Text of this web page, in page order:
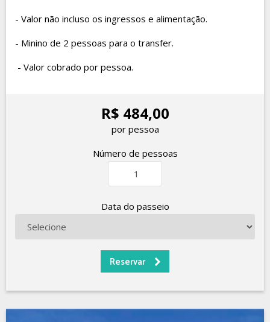
- Valor não incluso os ingressos e alimentação.
- Minino de 2 pessoas para o transfer.
- Valor cobrado por pessoa.
R$ 484,00
por pessoa
Número de pessoas
Data do passeio